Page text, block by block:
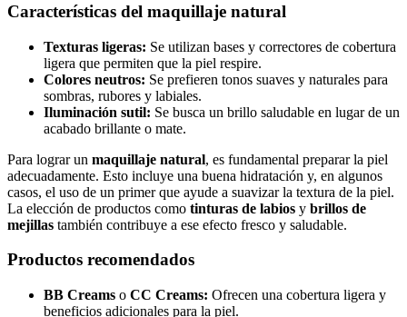
Características del maquillaje natural
Texturas ligeras: Se utilizan bases y correctores de cobertura
ligera que permiten que la piel respire.
Colores neutros: Se prefieren tonos suaves y naturales para
sombras, rubores y labiales.
Iluminación sutil: Se busca un brillo saludable en lugar de un
acabado brillante o mate.
Para lograr un maquillaje natural, es fundamental preparar la piel
adecuadamente. Esto incluye una buena hidratación y, en algunos
casos, el uso de un primer que ayude a suavizar la textura de la piel.
La elección de productos como tinturas de labios y brillos de
mejillas también contribuye a ese efecto fresco y saludable.
Productos recomendados
BB Creams o CC Creams: Ofrecen una cobertura ligera y
beneficios adicionales para la piel.